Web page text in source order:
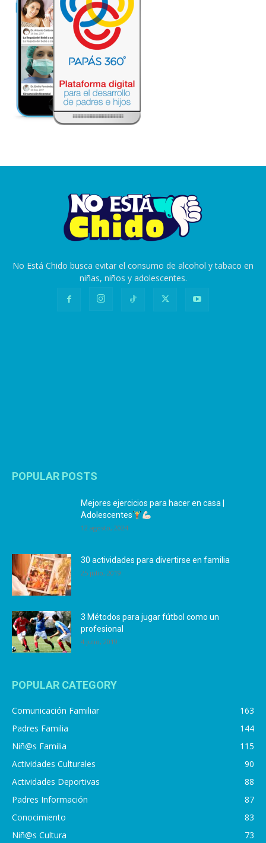
No Está Chido busca evitar el consumo de alcohol y tabaco en
niñas, niños y adolescentes.
POPULAR POSTS
Mejores ejercicios para hacer en casa |
Adolescentes
12 agosto, 2024
30 actividades para divertirse en familia
25 julio, 2019
3 Métodos para jugar fútbol como un
profesional
4 julio, 2019
POPULAR CATEGORY
Comunicación Familiar
163
Padres Familia
144
Niñ@s Familia
115
Actividades Culturales
90
Actividades Deportivas
88
Padres Información
87
Conocimiento
83
Niñ@s Cultura
73